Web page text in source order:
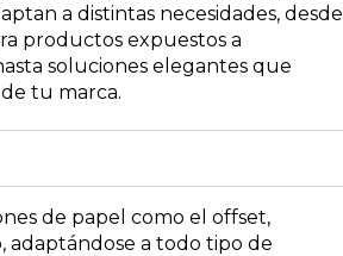
a distintas necesidades, desde
productos expuestos a
soluciones elegantes que
tu marca.
de papel como el offset,
adaptándose a todo tipo de